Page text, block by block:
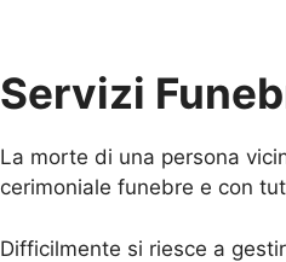
Servizi
La morte di una persona
cerimoniale funebre e con
Difficilmente si riesce a